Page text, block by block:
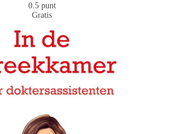
0.5 punt
Gratis